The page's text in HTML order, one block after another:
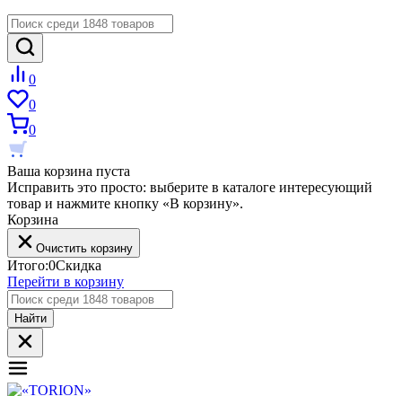
0
0
0
Ваша корзина пуста
Исправить это просто: выберите в каталоге интересующий
товар и нажмите кнопку «В корзину».
Корзина
Очистить корзину
Итого:0Скидка
Перейти в корзину
Найти